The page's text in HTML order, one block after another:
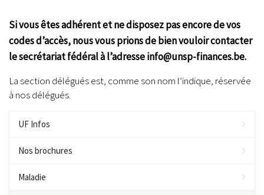
Si vous êtes adhérent et ne disposez pas encore de vos
codes d’accès, nous vous prions de bien vouloir contacter
le secrétariat fédéral à l’adresse info@unsp-finances.be.
La section délégués est, comme son nom l’indique, réservée
à nos délégués.
UF Infos
Nos brochures
Maladie